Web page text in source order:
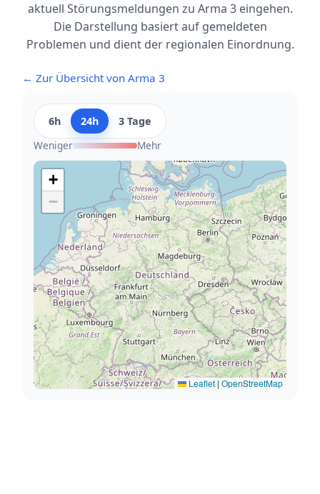
aktuell Störungsmeldungen zu Arma 3 eingehen.
Die Darstellung basiert auf gemeldeten
Problemen und dient der regionalen Einordnung.
← Zur Übersicht von Arma 3
6h 24h
3 Tage
Weniger
Mehr
+
−
Leaflet | OpenStreetMap